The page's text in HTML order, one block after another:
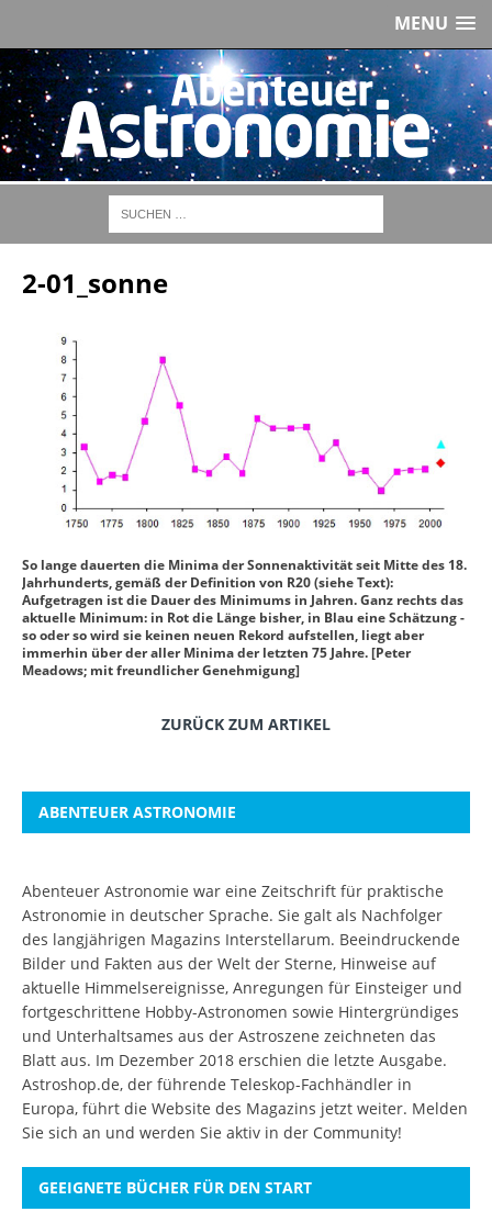
MENU
2-01_sonne
So lange dauerten die Minima der Sonnenaktivität seit Mitte des 18.
Jahrhunderts, gemäß der Definition von R20 (siehe Text):
Aufgetragen ist die Dauer des Minimums in Jahren. Ganz rechts das
aktuelle Minimum: in Rot die Länge bisher, in Blau eine Schätzung -
so oder so wird sie keinen neuen Rekord aufstellen, liegt aber
immerhin über der aller Minima der letzten 75 Jahre. [Peter
Meadows; mit freundlicher Genehmigung]
ZURÜCK ZUM ARTIKEL
ABENTEUER ASTRONOMIE
Abenteuer Astronomie war eine Zeitschrift für praktische
Astronomie in deutscher Sprache. Sie galt als Nachfolger
des langjährigen Magazins Interstellarum. Beeindruckende
Bilder und Fakten aus der Welt der Sterne, Hinweise auf
aktuelle Himmelsereignisse, Anregungen für Einsteiger und
fortgeschrittene Hobby-Astronomen sowie Hintergründiges
und Unterhaltsames aus der Astroszene zeichneten das
Blatt aus. Im Dezember 2018 erschien die letzte Ausgabe.
Astroshop.de, der führende Teleskop-Fachhändler in
Europa, führt die Website des Magazins jetzt weiter. Melden
Sie sich an und werden Sie aktiv in der Community!
GEEIGNETE BÜCHER FÜR DEN START